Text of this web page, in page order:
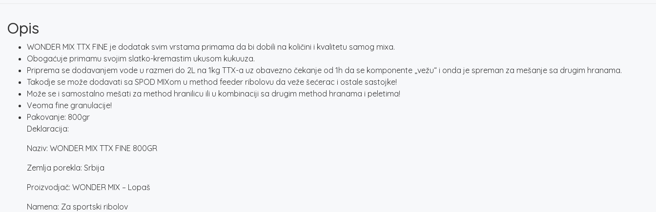
Opis
WONDER MIX TTX FINE je dodatak svim vrstama primama da bi dobili na količini i kvalitetu samog mixa.
Obogaćuje primamu svojim slatko-kremastim ukusom kukuuza.
Priprema se dodavanjem vode u razmeri do 2L na 1kg TTX-a uz obavezno čekanje od 1h da se komponente „vežu“ i onda je spreman za mešanje sa drugim hranama.
Takodje se može dodavati sa SPOD MIXom u method feeder ribolovu da veže šećerac i ostale sastojke!
Može se i samostalno mešati za method hranilicu ili u kombinaciji sa drugim method hranama i peletima!
Veoma fine granulacije!
Pakovanje: 800gr
Deklaracija:
Naziv: WONDER MIX TTX FINE 800GR
Zemlja porekla: Srbija
Proizvodjač: WONDER MIX – Lopaš
Namena: Za sportski ribolov